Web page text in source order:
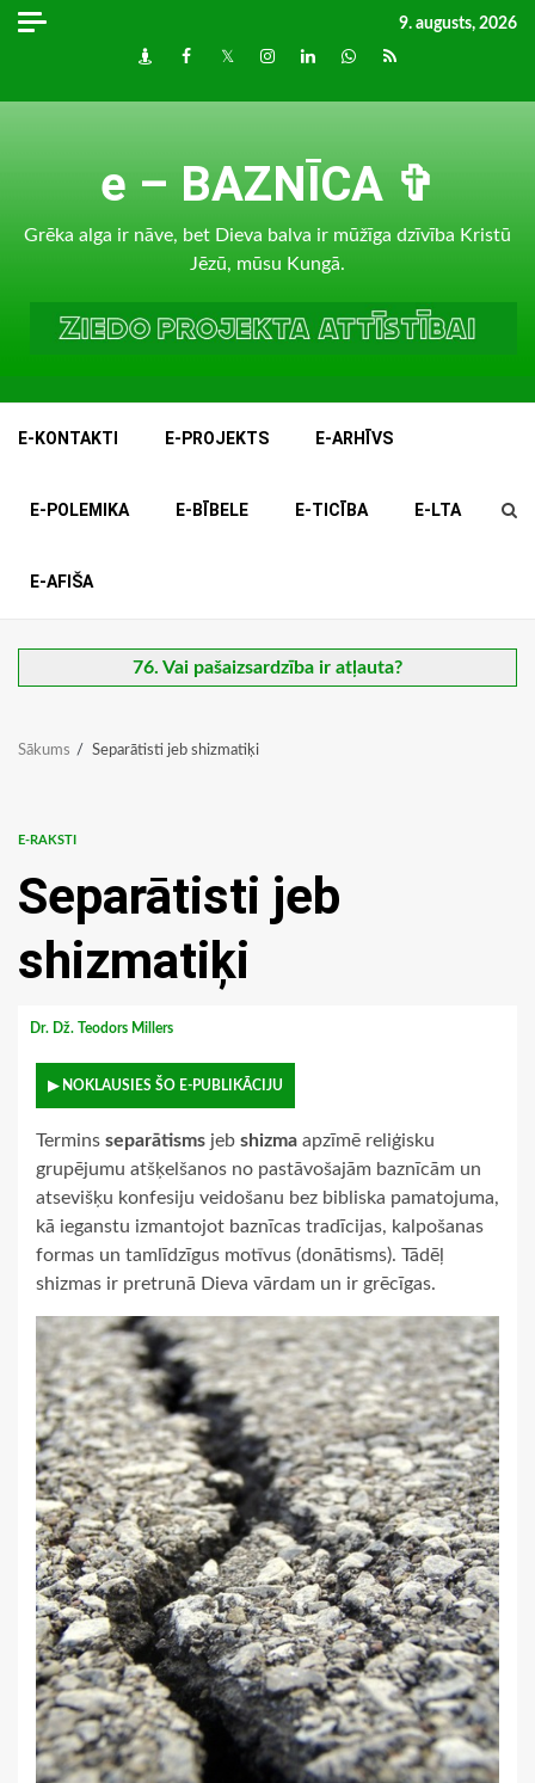
Skip
9. augusts, 2026
DraugiemFacebook
TwitterInstagram
LinkedInwhatsapp
RSS
e – BAZNĪCA ✞
Grēka alga ir nāve, bet Dieva balva ir mūžīga dzīvība Kristū
Jēzū, mūsu Kungā.
E-KONTAKTI E-PROJEKTS E-ARHĪVS
E-POLEMIKA E-BĪBELE E-TICĪBA E-LTA
E-AFIŠA
76. Vai pašaizsardzība ir atļauta?
Sākums Separātisti jeb shizmatiķi
E-RAKSTI
Separātisti jeb
shizmatiķi
Dr. Dž. Teodors Millers
▶ NOKLAUSIES ŠO E-PUBLIKĀCIJU
Termins separātisms jeb shizma apzīmē reliģisku
grupējumu atšķelšanos no pastāvošajām baznīcām un
atsevišķu konfesiju veidošanu bez bibliska pamatojuma,
kā ieganstu izmantojot baznīcas tradīcijas, kalpošanas
formas un tamlīdzīgus motīvus (donātisms). Tādēļ
shizmas ir pretrunā Dieva vārdam un ir grēcīgas.